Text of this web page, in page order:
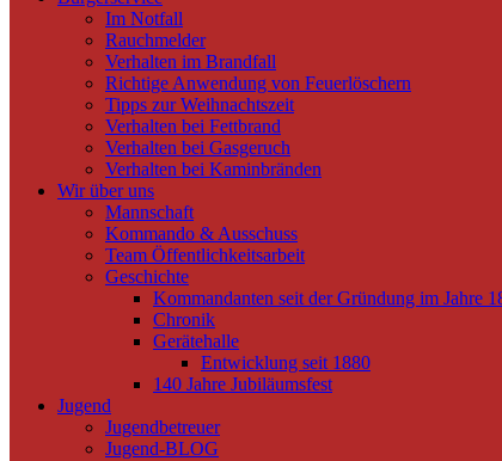
Im Notfall
Rauchmelder
Verhalten im Brandfall
Richtige Anwendung von Feuerlöschern
Tipps zur Weihnachtszeit
Verhalten bei Fettbrand
Verhalten bei Gasgeruch
Verhalten bei Kaminbränden
Wir über uns
Mannschaft
Kommando & Ausschuss
Team Öffentlichkeitsarbeit
Geschichte
Kommandanten seit der Gründung im Jahre
Chronik
Gerätehalle
Entwicklung seit 1880
140 Jahre Jubiläumsfest
Jugend
Jugendbetreuer
Jugend-BLOG